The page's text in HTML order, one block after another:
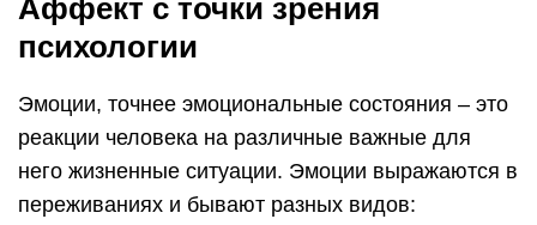
Аффект с точки зрения
психологии
Эмоции, точнее эмоциональные состояния – это
реакции человека на различные важные для
него жизненные ситуации. Эмоции выражаются в
переживаниях и бывают разных видов: